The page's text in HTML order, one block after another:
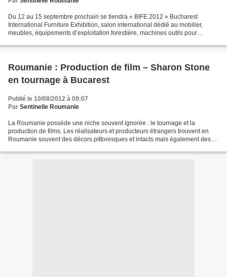
Du 12 au 15 septembre prochain se tiendra « BIFE 2012 » Bucharest
International Furniture Exhibition, salon international dédié au mobilier,
meubles, équipements d’exploitation forestière, machines outils pour
Roumanie : Production de film – Sharon Stone
en tournage à Bucarest
Publié le 10/08/2012 à 09:07
Par Sentinelle Roumanie
La Roumanie possède une niche souvent ignorée : le tournage et la
production de films. Les réalisateurs et producteurs étrangers trouvent en
Roumanie souvent des décors pittoresques et intacts mais également des